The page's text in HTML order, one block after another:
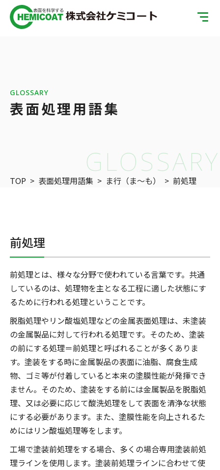
ISOへの取り組み
表面処理の基礎知識
お問い合わせ
GLOSSARY
GLOSSARY
表面処理用語集
TOP > 表面処理用語集 > ま行（ま〜も） > 前処理
前処理
前処理とは、様々な分野で使われている言葉です。共通
しているのは、処理物を主となる工程に適した状態にす
るために行われる処理ということです。
脱脂処理やリン酸塩処理などの金属表面処理は、未塗装
の金属製品に対して行われる処理です。そのため、塗装
の前にする処理＝前処理と呼ばれることが多くありま
す。塗装をする時に金属製品の表面に油脂、腐食生成
物、ゴミ等が付着していると本来の塗膜性能が発揮でき
ません。そのため、塗装をする前には金属製品を脱脂処
理、又は必要に応じて酸洗処理をして表面を清浄な状態
にする必要があります。また、塗膜性能を向上されるた
めにはリン酸塩処理等をします。
工場で塗装前処理をする場合、多くの場合専用塗装前処
理ラインを使用します。塗装前処理ラインに合わせて使